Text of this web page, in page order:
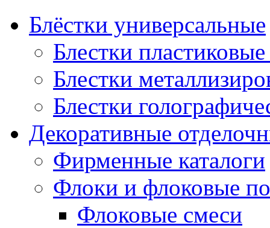
Блёстки универсальные
Блестки
Блестки
Блестки
Декоративные
Фирменные каталоги
Флоки и флоковые
Флоковые смеси